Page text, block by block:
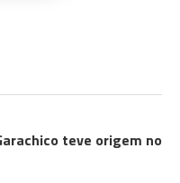
teve origem no